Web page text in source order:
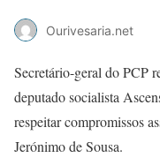
Ourivesaria.net
Secretário-geral do PCP
deputado socialista
respeitar compromissos
Jerónimo de Sousa.